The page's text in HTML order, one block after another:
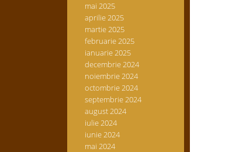
mai 2025
aprilie 2025
martie 2025
februarie 2025
ianuarie 2025
decembrie 2024
noiembrie 2024
octombrie 2024
septembrie 2024
august 2024
iulie 2024
iunie 2024
mai 2024